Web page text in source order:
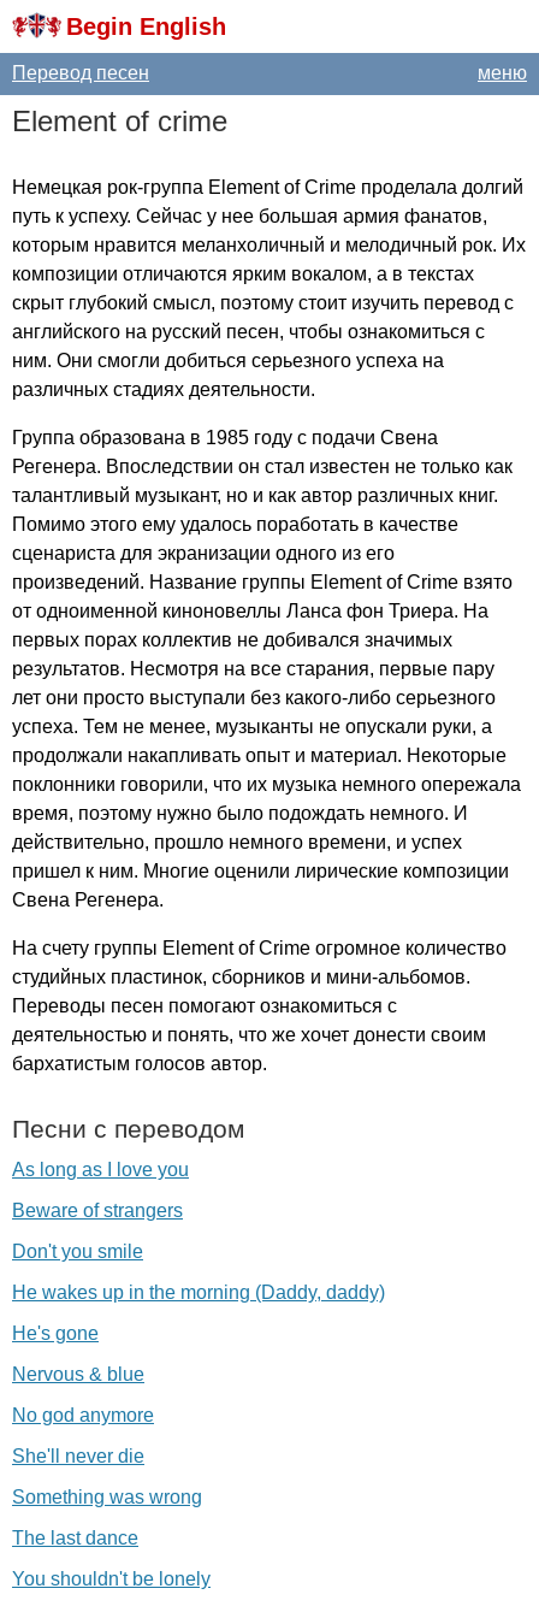
Begin English
меню
Перевод песен
Element of crime
Немецкая рок-группа Element of Crime проделала долгий
путь к успеху. Сейчас у нее большая армия фанатов,
которым нравится меланхоличный и мелодичный рок. Их
композиции отличаются ярким вокалом, а в текстах
скрыт глубокий смысл, поэтому стоит изучить перевод с
английского на русский песен, чтобы ознакомиться с
ним. Они смогли добиться серьезного успеха на
различных стадиях деятельности.
Группа образована в 1985 году с подачи Свена
Регенера. Впоследствии он стал известен не только как
талантливый музыкант, но и как автор различных книг.
Помимо этого ему удалось поработать в качестве
сценариста для экранизации одного из его
произведений. Название группы Element of Crime взято
от одноименной киноновеллы Ланса фон Триера. На
первых порах коллектив не добивался значимых
результатов. Несмотря на все старания, первые пару
лет они просто выступали без какого-либо серьезного
успеха. Тем не менее, музыканты не опускали руки, а
продолжали накапливать опыт и материал. Некоторые
поклонники говорили, что их музыка немного опережала
время, поэтому нужно было подождать немного. И
действительно, прошло немного времени, и успех
пришел к ним. Многие оценили лирические композиции
Свена Регенера.
На счету группы Element of Crime огромное количество
студийных пластинок, сборников и мини-альбомов.
Переводы песен помогают ознакомиться с
деятельностью и понять, что же хочет донести своим
бархатистым голосов автор.
Песни с переводом
As long as I love you
Beware of strangers
Don't you smile
He wakes up in the morning (Daddy, daddy)
He's gone
Nervous & blue
No god anymore
She'll never die
Something was wrong
The last dance
You shouldn't be lonely